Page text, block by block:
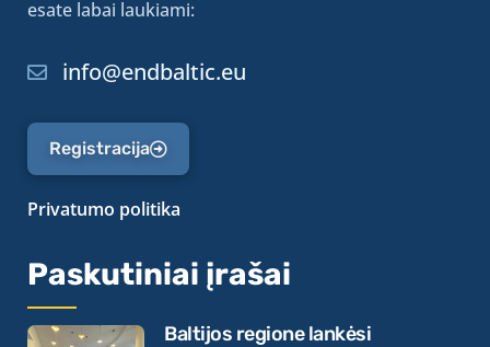
esate labai laukiami:
info@endbaltic.eu
Registracija
Privatumo politika
Paskutiniai įrašai
Baltijos regione lankėsi